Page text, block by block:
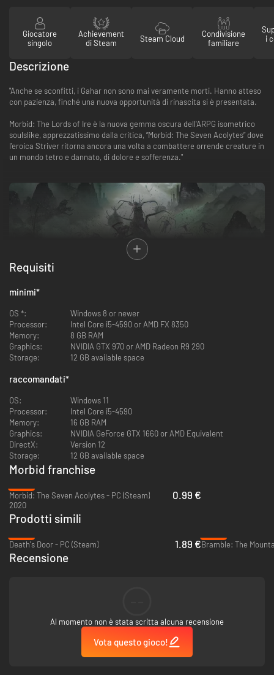
Giocatore
singolo
Achievement
di Steam
Steam Cloud
Condivisione
familiare
i
Descrizione
"Anche se sconfitti, i Gahar non sono mai veramente morti. Hanno atteso
con pazienza, finché una nuova opportunità di rinascita si è presentata.
Morbid: The Lords of Ire è la nuova gemma oscura dell'ARPG isometrico
soulslike, apprezzatissimo dalla critica, “Morbid: The Seven Acolytes” dove
l'eroica Striver ritorna ancora una volta a combattere orrende creature in
un mondo tetro e dannato, di dolore e sofferenza."
Combatti contro temibili nemici in una nuovissima prospettiva 3D. Uccidi
benedizioni che ti permetteranno di sventrarle a dovere.
Proseguendo sul sistema introdotto con Morbid: Seven Acolytes, il modo
in cui affronti ogni combattimento può avere un impatto drammatico sul
mondo attorno a te. Se soccombi all'insanità mentale, potrai acquisire
enormi poteri ma con un grave rischio, e modificherai dinamicamente il
Requisiti
minimi*
OS *:
Windows 8 or newer
Processor:
Intel Core i5-4590 or AMD FX 8350
Memory:
8 GB RAM
Graphics:
NVIDIA GTX 970 or AMD Radeon R9 290
Storage:
12 GB available space
raccomandati*
OS:
Windows 11
Processor:
Intel Core i5-4590
Memory:
16 GB RAM
Graphics:
NVIDIA GeForce GTX 1660 or AMD Equivalent
DirectX:
Version 12
Storage:
12 GB available space
Morbid franchise
Morbid: The Seven Acolytes - PC (Steam)
2020
0.99 €
Prodotti simili
Death's Door - PC (Steam)
1.89 €Bramble: The
Recensione
Al momento non è stata scritta alcuna recensione
Vota questo gioco!